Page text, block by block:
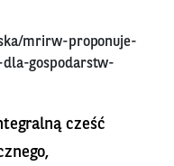
mrirw-proponuje-
gospodarstw-
cześć